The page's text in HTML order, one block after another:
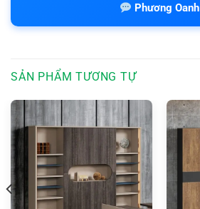
Phương Oanh
SẢN PHẨM TƯƠNG TỰ